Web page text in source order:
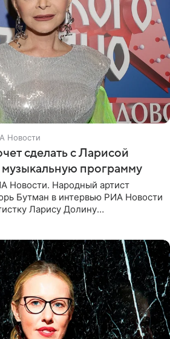
Новости
сделать с Ларисой
программу
Народный артист
Бутман в интервью РИА Новости
Ларису Долину